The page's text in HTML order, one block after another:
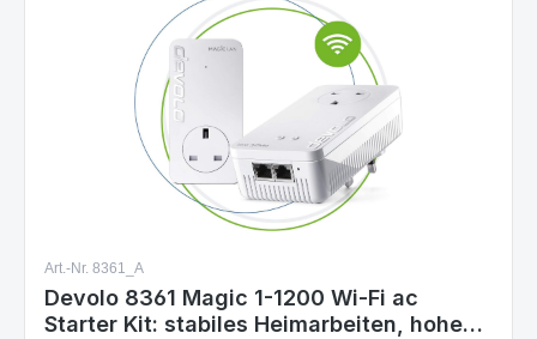
Art.-Nr. 8361_A
Devolo 8361 Magic 1-1200 Wi-Fi ac
Starter Kit: stabiles Heimarbeiten, hohe